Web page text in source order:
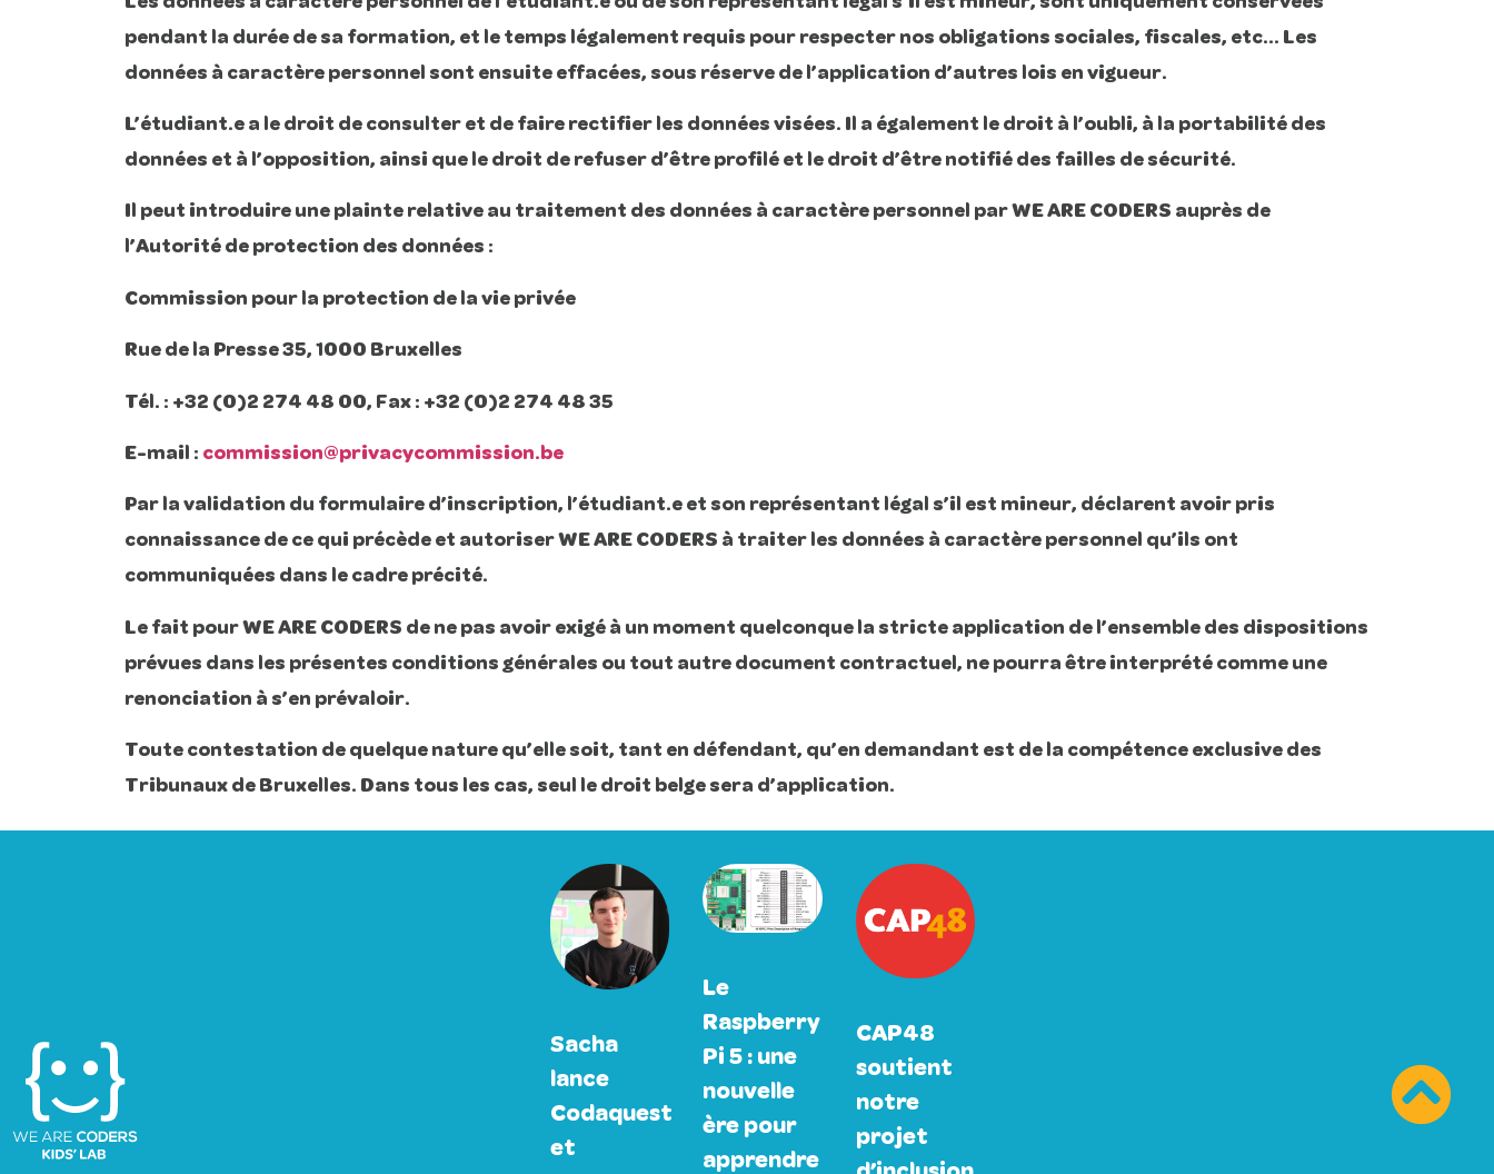
pendant la durée de sa formation, et le temps légalement requis pour respecter nos obligations sociales, fiscales, etc… Les
données à caractère personnel sont ensuite effacées, sous réserve de l’application d’autres lois en vigueur.
L’étudiant.e a le droit de consulter et de faire rectifier les données visées. Il a également le droit à l’oubli, à la portabilité des
données et à l’opposition, ainsi que le droit de refuser d’être profilé et le droit d’être notifié des failles de sécurité.
Il peut introduire une plainte relative au traitement des données à caractère personnel par WE ARE CODERS auprès de
l’Autorité de protection des données :
Commission pour la protection de la vie privée
Rue de la Presse 35, 1000 Bruxelles
Tél. : +32 (0)2 274 48 00, Fax : +32 (0)2 274 48 35
E-mail : commission@privacycommission.be
Par la validation du formulaire d’inscription, l’étudiant.e et son représentant légal s’il est mineur, déclarent avoir pris
connaissance de ce qui précède et autoriser WE ARE CODERS à traiter les données à caractère personnel qu’ils ont
communiquées dans le cadre précité.
Le fait pour WE ARE CODERS de ne pas avoir exigé à un moment quelconque la stricte application de l’ensemble des dispositions
prévues dans les présentes conditions générales ou tout autre document contractuel, ne pourra être interprété comme une
renonciation à s’en prévaloir.
Toute contestation de quelque nature qu’elle soit, tant en défendant, qu’en demandant est de la compétence exclusive des
Tribunaux de Bruxelles. Dans tous les cas, seul le droit belge sera d’application.
Sacha
lance
Codaquest
et
Le
Raspberry
Pi 5 : une
nouvelle
ère pour
apprendre
CAP48
soutient
notre
projet